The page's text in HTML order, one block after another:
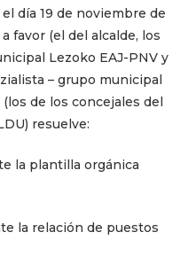
día 19 de noviembre de
favor (el del alcalde, los
Lezoko EAJ-PNV y
– grupo municipal
de los concejales del
resuelve:
la plantilla orgánica
la relación de puestos